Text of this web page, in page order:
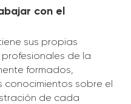
con el
sus propias
de la
formados,
conocimientos sobre el
de cada